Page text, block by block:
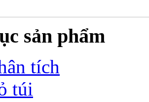
sản phẩm
tích
túi